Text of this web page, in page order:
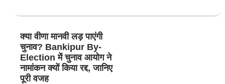
क्या वीणा मानवी लड़ पाएंगी
चुनाव? Bankipur By-
Election में चुनाव आयोग ने
नामांकन क्यों किया रद्द, जानिए
पूरी वजह